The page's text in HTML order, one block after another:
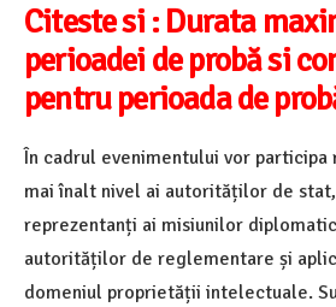
Citeste si : Durata
perioadei de probă si
pentru perioada de
În cadrul evenimentului vor
mai înalt nivel ai autorităților de
reprezentanți ai misiunilor
autorităților de reglementare și
domeniul proprietății intelectuale.